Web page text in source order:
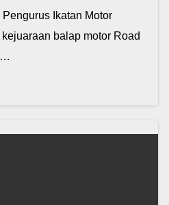
Ikatan Motor
balap motor Road